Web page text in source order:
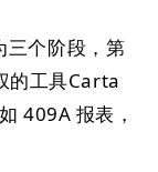
三个阶段，第
的工具Carta
409A 报表，